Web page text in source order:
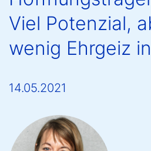
Viel Potenzial,
wenig Ehrgeiz
14.05.2021